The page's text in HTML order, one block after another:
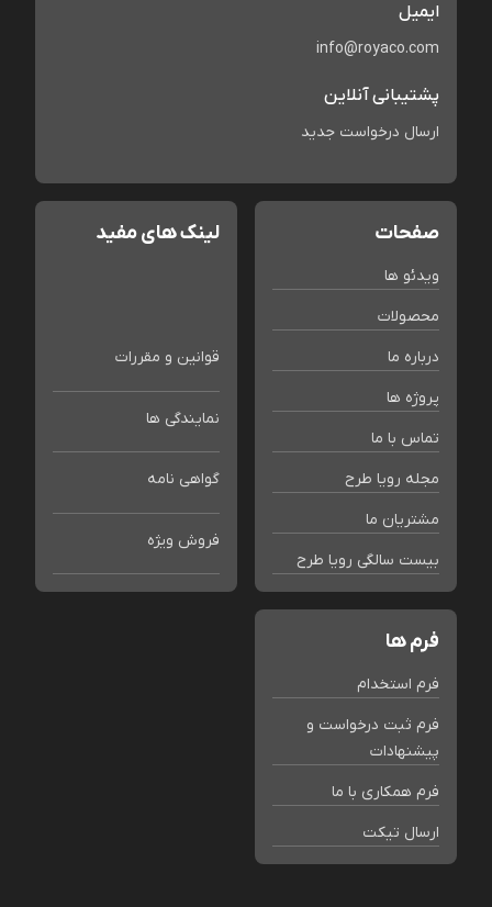
ایمیل
info@royaco.com
پشتیبانی آنلاین
ارسال درخواست جدید
صفحات
ویدئو ها
محصولات
درباره ما
پروژه ها
تماس با ما
مجله رویا طرح
مشتریان ما
بیست سالگی رویا طرح
لینک های مفید
قوانین و مقررات
نمایندگی ها
گواهی نامه
فروش ویژه
فرم ها
فرم استخدام
فرم ثبت درخواست و
پیشنهادات
فرم همکاری با ما
ارسال تیکت